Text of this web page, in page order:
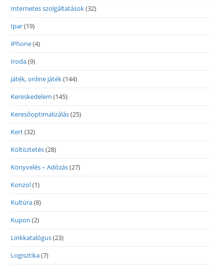
Internetes szolgáltatások(32)
Ipar(19)
iPhone(4)
Iroda(9)
Játék, online játék(144)
Kereskedelem (145)
Keresőoptimalizálás(25)
Kert(32)
Költöztetés(28)
Könyvelés – Adózás(27)
Konzol(1)
Kultúra(8)
Kupon (2)
Linkkatalógus(23)
Logisztika(7)